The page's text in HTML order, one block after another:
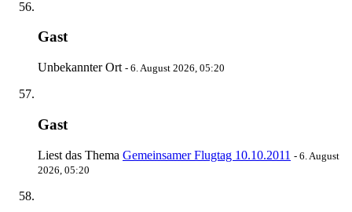
Gast
Unbekannter Ort - 6. August 2026, 05:20
Gast
Liest das Thema Gemeinsamer Flugtag 10.10.2011 - 6. August
2026, 05:20